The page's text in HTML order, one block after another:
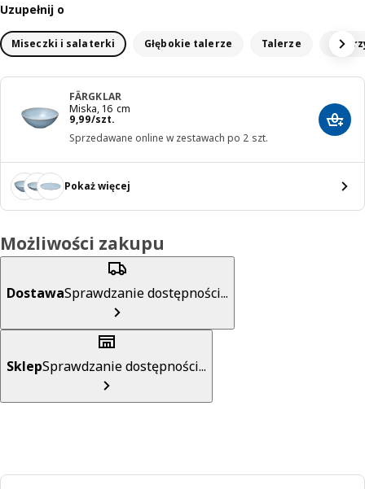
Uzupełnij o
Miseczki i salaterki Głębokie talerze Talerze
FÄRGKLAR
Miska, 16 cm
9,99/szt.
Cena 9,99/szt.
Sprzedawane online w zestawach po 2 szt.
Pokaż więcej
Możliwości zakupu
DostawaSprawdzanie dostępności...
SklepSprawdzanie dostępności...